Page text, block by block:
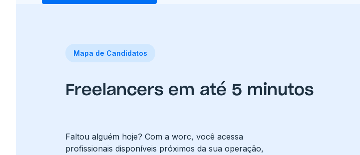
Mapa de Candidatos
Freelancers em até 5 minutos
Faltou alguém hoje? Com a worc, você acessa
profissionais disponíveis próximos da sua operação,